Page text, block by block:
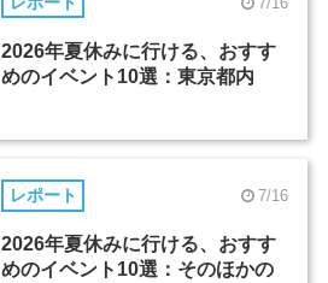
2026年夏休みに行ける、おすす
めのイベント10選：東京都内
レポート 7/16
2026年夏休みに行ける、おすす
めのイベント10選：そのほかの